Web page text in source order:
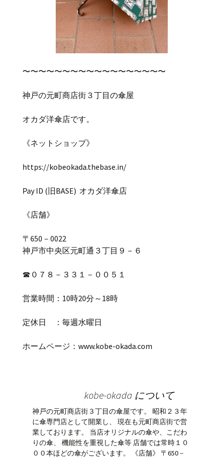
〜〜〜〜〜〜〜〜〜〜〜〜〜〜〜〜〜〜
神戸の元町商店街３丁目の傘屋
オカダ洋傘店です。
《ネットショップ》
https://kobeokada.thebase.in/
Pay ID ( 旧BASE) オカダ洋傘店
《店舗》
〒 650 － 0022
神戸市中央区元町通３丁目９－６
☎ ０７８－３３１－００５１
営業時間： 10時20分～ 18時
定休日 ：毎週水曜日
ホームページ： www.kobe-okada.com
kobe-okada について
神戸の元町商店街３丁目の傘屋です。 昭和２３年
に傘専門店として開業し、 現在も元町商店街で営
業しております。 当店オリジナルの傘や、こだわ
りの傘、 機能性を重視した傘等 店舗では常時１０
００本ほどの傘がございます。 《店舗》 〒650－